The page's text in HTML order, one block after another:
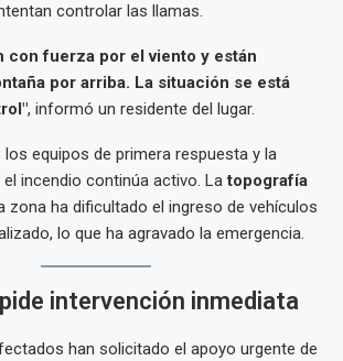
controlar las llamas.
con fuerza por el viento y están
por arriba. La situación se está
, informó un residente del lugar.
los equipos de primera respuesta y la
el incendio continúa activo. Latopografía
zona ha dificultado el ingreso de vehículos
lo que ha agravado la emergencia.
intervención inmediata
han solicitado el apoyo urgente de